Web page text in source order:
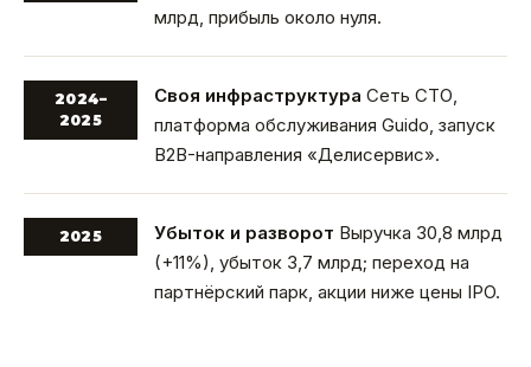
млрд, прибыль около нуля.
2024–
2025
Своя инфраструктура Сеть СТО,
платформа обслуживания Guido, запуск
B2B-направления «Делисервис».
2025 Убыток и разворот Выручка 30,8 млрд
(+11%), убыток 3,7 млрд; переход на
партнёрский парк, акции ниже цены IPO.